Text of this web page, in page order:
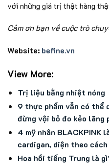
với những giá trị thật hàng
Cảm ơn bạn về cuộc trò
Website: befine.vn
View More:
Trị liệu bằng nhiệt nóng
9 thực phẩm vẫn có thể
đừng vội bỏ đo kẻo lãng
4 mỹ nhân BLACKPINK
cardigan, diện theo
Hoa hồi tiếng Trung là